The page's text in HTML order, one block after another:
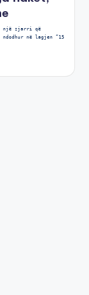
e një zjarri që
në lagjen “15